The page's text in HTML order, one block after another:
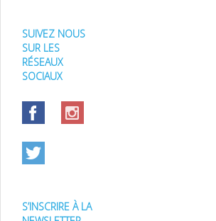
SUIVEZ NOUS
SUR LES
RÉSEAUX
SOCIAUX
S’INSCRIRE À LA